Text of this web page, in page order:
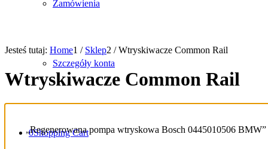
Zamówienia
Szczegóły konta
0Shopping Cart
Jesteś tutaj: Home1 / Sklep2 / Wtryskiwacze Common Rail
Wtryskiwacze Common Rail
„Regenerowana pompa wtryskowa Bosch 0445010506 BMW”